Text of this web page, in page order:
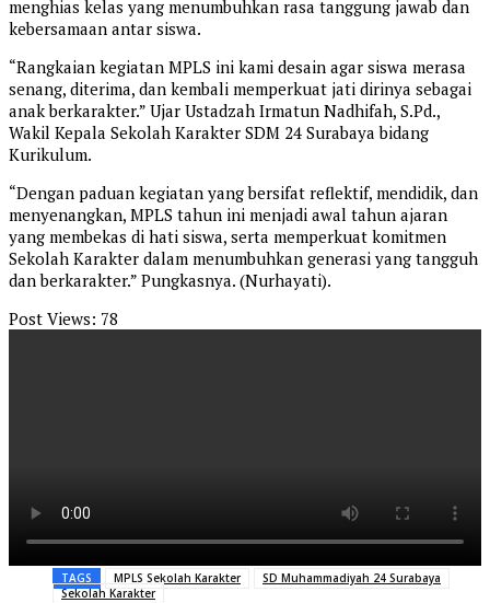
menghias kelas yang menumbuhkan rasa tanggung jawab dan
kebersamaan antar siswa.
“Rangkaian kegiatan MPLS ini kami desain agar siswa merasa
senang, diterima, dan kembali memperkuat jati dirinya sebagai
anak berkarakter.” Ujar Ustadzah Irmatun Nadhifah, S.Pd.,
Wakil Kepala Sekolah Karakter SDM 24 Surabaya bidang
Kurikulum.
“Dengan paduan kegiatan yang bersifat reflektif, mendidik, dan
menyenangkan, MPLS tahun ini menjadi awal tahun ajaran
yang membekas di hati siswa, serta memperkuat komitmen
Sekolah Karakter dalam menumbuhkan generasi yang tangguh
dan berkarakter.” Pungkasnya. (Nurhayati).
Post Views: 78
TAGS MPLS Sekolah Karakter
SD Muhammadiyah 24 Surabaya
Sekolah Karakter